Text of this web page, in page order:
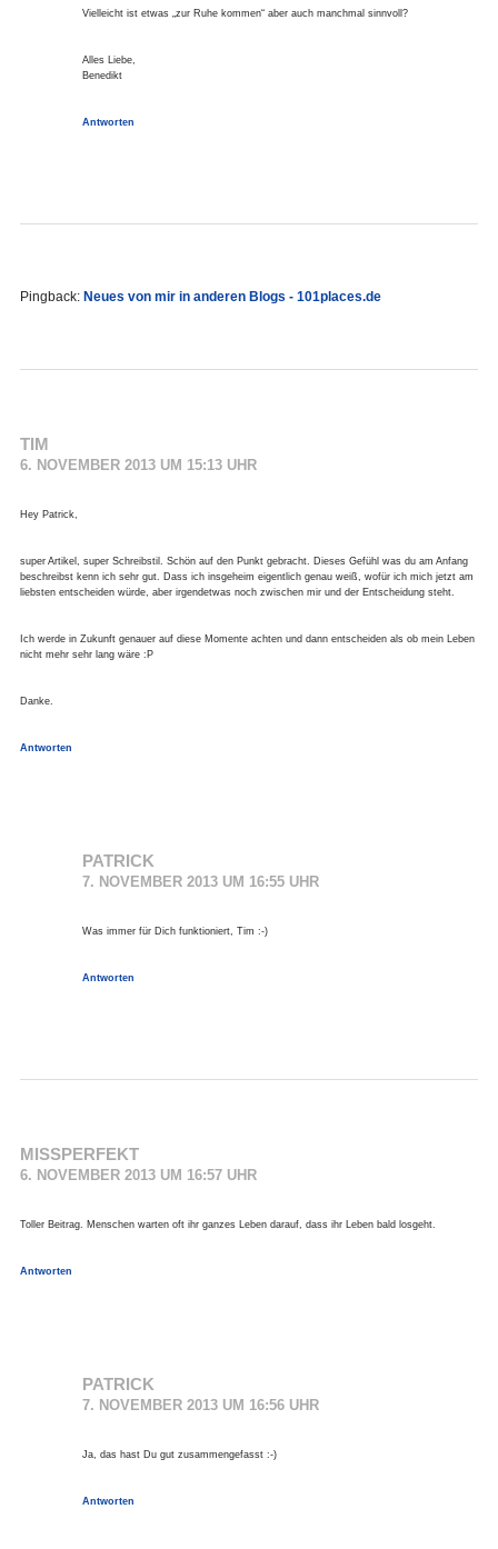
Vielleicht ist etwas „zur Ruhe kommen“ aber auch manchmal sinnvoll?
Alles Liebe,
Benedikt
Antworten
Pingback: Neues von mir in anderen Blogs - 101places.de
TIM
6. NOVEMBER 2013 UM 15:13 UHR
Hey Patrick,
super Artikel, super Schreibstil. Schön auf den Punkt gebracht. Dieses Gefühl was du am Anfang
beschreibst kenn ich sehr gut. Dass ich insgeheim eigentlich genau weiß, wofür ich mich jetzt am
liebsten entscheiden würde, aber irgendetwas noch zwischen mir und der Entscheidung steht.
Ich werde in Zukunft genauer auf diese Momente achten und dann entscheiden als ob mein Leben
nicht mehr sehr lang wäre :P
Danke.
Antworten
PATRICK
7. NOVEMBER 2013 UM 16:55 UHR
Was immer für Dich funktioniert, Tim :-)
Antworten
MISSPERFEKT
6. NOVEMBER 2013 UM 16:57 UHR
Toller Beitrag. Menschen warten oft ihr ganzes Leben darauf, dass ihr Leben bald losgeht.
Antworten
PATRICK
7. NOVEMBER 2013 UM 16:56 UHR
Ja, das hast Du gut zusammengefasst :-)
Antworten